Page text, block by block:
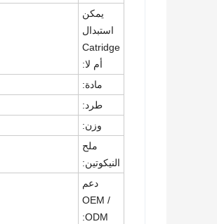
يمكن
استبدال
Catridge
أم لا:
مادة:
طرد:
وزن:
ملح
النيكوتين:
دعم
OEM /
ODM: